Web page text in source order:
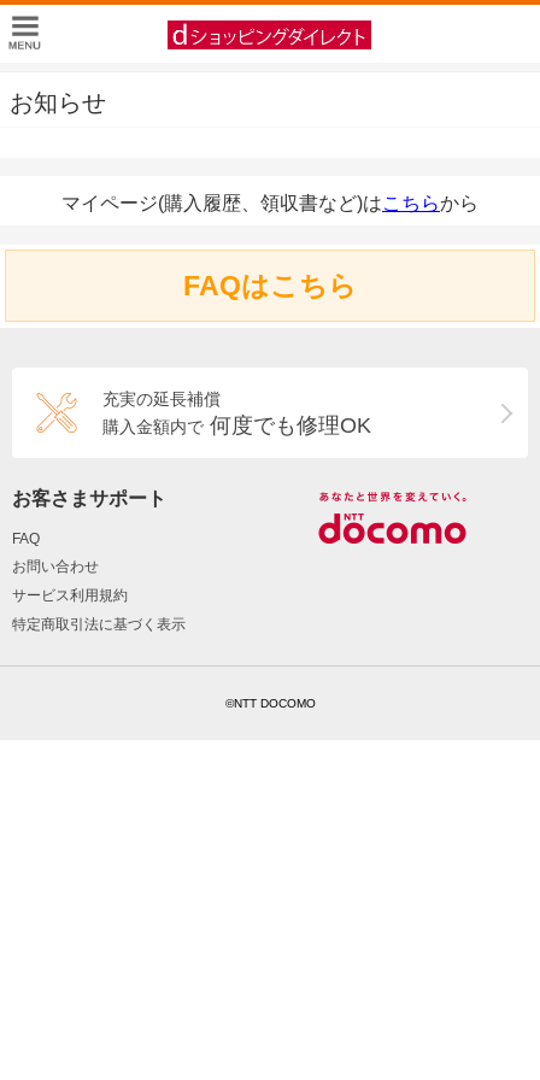
お知らせ
マイページ(購入履歴、領収書など)はこちらから
FAQはこちら
充実の延長補償
購入金額内で 何度でも修理OK
お客さまサポート
FAQ
お問い合わせ
サービス利用規約
特定商取引法に基づく表示
©NTT DOCOMO